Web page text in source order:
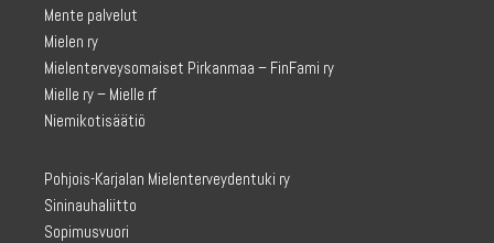
Mente palvelut
Mielen ry
Mielenterveysomaiset Pirkanmaa – FinFami ry
Mielle ry – Mielle rf
Niemikotisäätiö
Pohjois-Karjalan Mielenterveydentuki ry
Sininauhaliitto
Sopimusvuori